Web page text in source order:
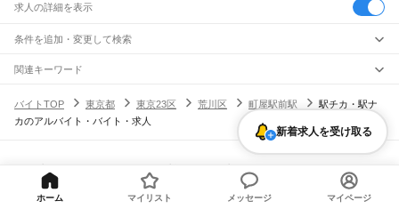
求人の詳細を表示
条件を追加・変更して検索
市区町村を追加・変更
東京都すべて
東京23区 すべて
墨田区 江東区品川区目黒区大田区
荒川区板橋区練馬区足立区葛飾区
江戸川区
八王子市 武蔵野市三鷹市 昭島市
小金井市
小平市
東村山市 国分寺市 福生市 狛江市 清瀬市
駅を追加・変更
JR山手線
大崎駅五反田駅 恵比寿駅 代々木駅
新大久保駅
高田馬場駅
池袋駅大塚駅 巣鴨駅 田端駅西日暮里駅 日暮里駅 鶯谷駅
職種を追加・変更
飲食・フードサービス
ホールスタッフ
キッチンスタッフ 皿洗い・洗い場精肉・鮮魚加工
給食調理
パン屋（ベーカリー）
フードカウンター販売員バー（BAR）・バーテンダー
日払いOK
学生歓迎深夜の仕事 髪型・髪色自由
ネイルOK
雇用形態を追加・変更
関連キーワード
バイトTOP
東京都 東京23区 荒川区 町屋駅前駅
駅チカ・駅ナ
カのアルバイト・バイト・求人
新着求人を受け取る
[企業]求人広告の掲載相談
ホーム マイリスト メッセージ マイページ